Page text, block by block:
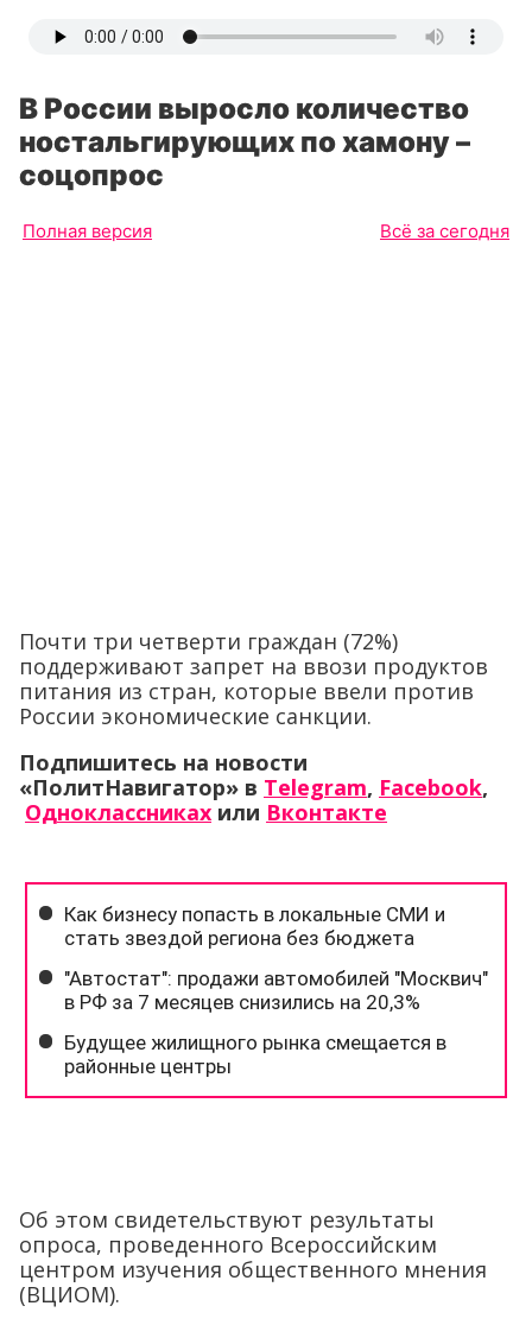
В России выросло количество
ностальгирующих по хамону –
соцопрос
Полная версия Всё за сегодня
Почти три четверти граждан (72%)
поддерживают запрет на ввози продуктов
питания из стран, которые ввели против
России экономические санкции.
Подпишитесь на новости
«ПолитНавигатор» в Telegram, Facebook,
Одноклассниках или Вконтакте
Об этом свидетельствуют результаты
опроса, проведенного Всероссийским
центром изучения общественного мнения
(ВЦИОМ).